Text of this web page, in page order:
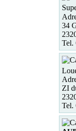
34
Tel.
ZI
Tel.